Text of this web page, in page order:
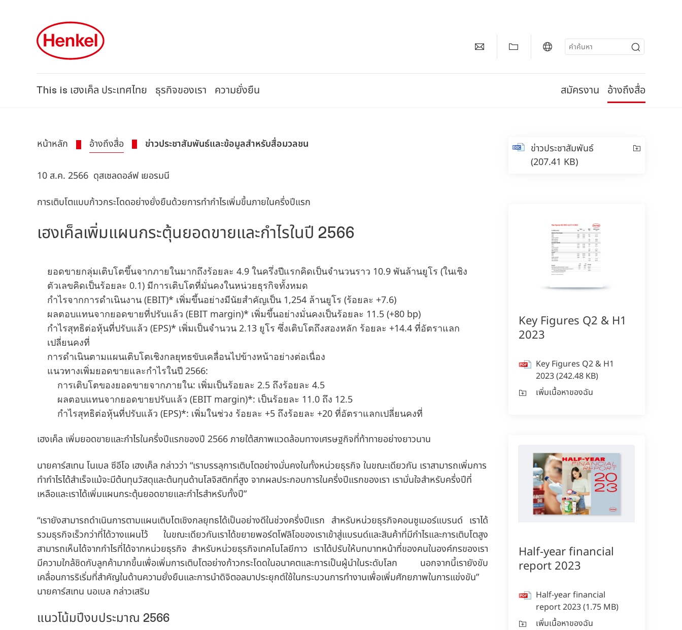
This is เฮงเค็ล ประเทศไทย
150 ปีของเฮงเค็ล
150 ปีแห่งจิตวิญญาณของการบุกเบิก
หมายที่มั่นคง ที่เฮงเค็ล เราเปลี่ยนความ
เปลี่ยนแปลงให้กลายเป็นโอกาส ขับเคลื่อน
เพื่อร่วมกันสร้างอนาคตที่ดียิ่งขึ้น
เรียนรู้เพิ่มเติม
ธุรกิจของเรา ความยั่งยืน สมัครงาน อ้างถึงสื่อ
หน้าหลัก อ้างถึงสื่อ ข่าวประชาสัมพันธ์และข้อมูลสำหรับสื่อมวลชน
10 ส.ค. 2566 ดุสเซลดอล์ฟ เยอรมนี
การเติบโตแบบก้าวกระโดดอย่างยั่งยืนด้วยการทำกำไรเพิ่มขึ้นภายในครึ่งปีแรก
เฮงเค็ลเพิ่มแผนกระตุ้นยอดขายและกำไรในปี 2566
ยอดขายกลุ่มเติบโตขึ้นจากภายในมากถึงร้อยละ 4.9 ในครึ่งปีแรกคิดเป็นจำนวนราว 10.9 พันล้านยูโร (ในเชิง
ตัวเลขคิดเป็นร้อยละ 0.1) มีการเติบโตที่มั่นคงในหน่วยธุรกิจทั้งหมด
กำไรจากการดำเนินงาน (EBIT)* เพิ่มขึ้นอย่างมีนัยสำคัญเป็น 1,254 ล้านยูโร (ร้อยละ +7.6)
ผลตอบแทนจากยอดขายที่ปรับแล้ว (EBIT margin)* เพิ่มขึ้นอย่างมั่นคงเป็นร้อยละ 11.5 (+80 bp)
กำไรสุทธิต่อหุ้นที่ปรับแล้ว (EPS)* เพิ่มเป็นจำนวน 2.13 ยูโร ซึ่งเติบโตถึงสองหลัก ร้อยละ +14.4 ที่อัตราแลก
เปลี่ยนคงที่
การดำเนินตามแผนเติบโตเชิงกลยุทธขับเคลื่อนไปข้างหน้าอย่างต่อเนื่อง
แนวทางเพิ่มยอดขายและกำไรในปี 2566:
การเติบโตของยอดขายจากภายใน: เพิ่มเป็นร้อยละ 2.5 ถึงร้อยละ 4.5
ผลตอบแทนจากยอดขายปรับแล้ว (EBIT margin)*: เป็นร้อยละ 11.0 ถึง 12.5
กำไรสุทธิต่อหุ้นที่ปรับแล้ว (EPS)*: เพิ่มในช่วง ร้อยละ +5 ถึงร้อยละ +20 ที่อัตราแลกเปลี่ยนคงที่
เฮงเค็ล เพิ่มยอดขายและกำไรในครึ่งปีแรกของปี 2566 ภายใต้สภาพแวดล้อมทางเศรษฐกิจที่ท้าทายอย่างยาวนาน
นายคาร์สเทน โนเบล ซีอีโอ เฮงเค็ล กล่าวว่า “เราบรรลุการเติบโตอย่างมั่นคงในทั้งหน่วยธุรกิจ ในขณะเดียวกัน เราสามารถเพิ่มการ
ทำกำไรได้สำเร็จแม้จะมีต้นทุนวัสดุและต้นทุนด้านโลจิสติกที่สูง จากผลประกอบการในครึ่งปีแรกของเรา เรามั่นใจสำหรับครึ่งปีที่
เหลือและเราได้เพิ่มแผนกระตุ้นยอดขายและกำไรสำหรับทั้งปี”
“เรายังสามารถดำเนินการตามแผนเติบโตเชิงกลยุทธได้เป็นอย่างดีในช่วงครึ่งปีแรก สำหรับหน่วยธุรกิจคอนซูเมอร์แบรนด์ เราได้
รวมธุรกิจเร็วกว่าที่ได้วางแผนไว้ ในขณะเดียวกันเราได้ขยายพอร์ตโฟลิโอของเราเข้าสู่แบรนด์และสินค้าที่มีกำไรและการเติบโตสูง
สามารถเห็นได้จากกำไรที่ได้จากหน่วยธุรกิจ สำหรับหน่วยธุรกิจเทคโนโลยีกาว เราได้ปรับให้บทบาทหน้าที่ของคนในองค์กรของเรา
มีความใกล้ชิดกับลูกค้ามากขึ้นเพื่อเพิ่มการเติบโตอย่างก้าวกระโดดในอนาคตและการเป็นผู้นำในระดับโลก นอกจากนี้เรายังขับ
เคลื่อนการริเริ่มที่สำคัญในด้านความยั่งยืนและการนำดิจิตอลมาประยุกต์ใช้ในกระบวนการทำงานเพื่อเพิ่มศักยภาพในการแข่งขัน”
นายคาร์สเทน นอเบล กล่าวเสริม
แนวโน้มปีงบประมาณ 2566
ข่าวประชาสัมพันธ์
(207.41 KB)
Key Figures Q2 & H1
2023
Key Figures Q2 & H1
2023(242.48 KB)
เพิ่มเนื้อหาของฉัน
Half-year financial
report 2023
Half-year financial
report 2023(1.75 MB)
เพิ่มเนื้อหาของฉัน